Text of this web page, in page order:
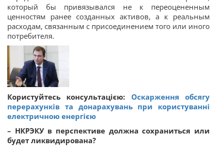
который бы привязывался не к переоцененным
ценностям ранее созданных активов, а к реальным
расходам, связанным с присоединением того или иного
потребителя.
Користуйтесь консультацією: Оскарження обсягу
перерахунків та донарахувань при користуванні
електричною енергією
– НКРЭКУ в перспективе должна сохраниться или
будет ликвидирована?